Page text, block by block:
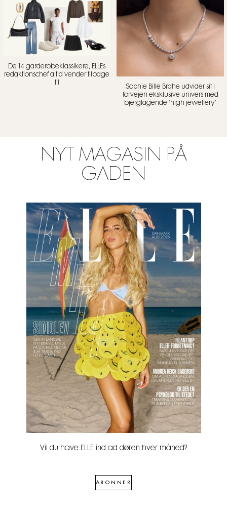
De 14 garderobeklassikere, ELLEs
redaktionschef altid vender tilbage
til
Sophie Bille Brahe udvider sit i
forvejen eksklusive univers med
bjergtagende ‘high jewellery’
NYT MAGASIN PÅ
GADEN
Vil du have ELLE ind ad døren hver måned?
ABONNER